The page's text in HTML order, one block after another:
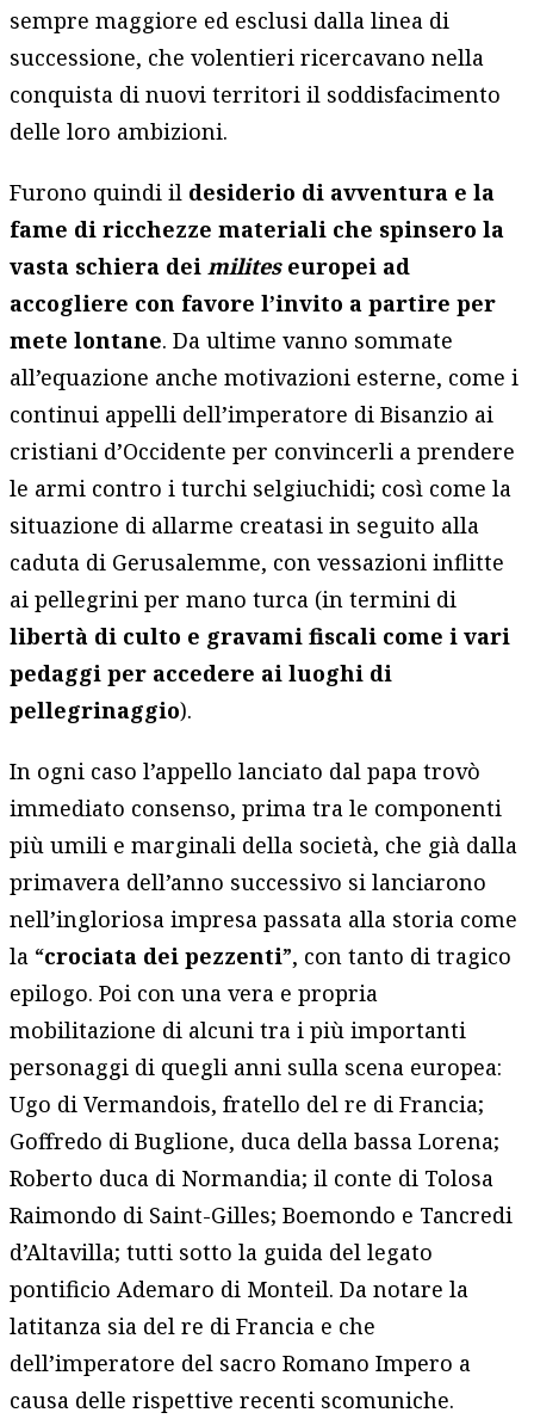
sempre maggiore ed esclusi dalla linea di
successione, che volentieri ricercavano nella
conquista di nuovi territori il soddisfacimento
delle loro ambizioni.
Furono quindi il desiderio di avventura e la
fame di ricchezze materiali che spinsero la
vasta schiera deimiliteseuropei ad
accogliere con favore l’invito a partire per
mete lontane. Da ultime vanno sommate
all’equazione anche motivazioni esterne, come i
continui appelli dell’imperatore di Bisanzio ai
cristiani d’Occidente per convincerli a prendere
le armi contro i turchi selgiuchidi; così come la
situazione di allarme creatasi in seguito alla
caduta di Gerusalemme, con vessazioni inflitte
ai pellegrini per mano turca (in termini di
libertà di culto e gravami fiscali come i vari
pedaggi per accedere ai luoghi di
pellegrinaggio).
In ogni caso l’appello lanciato dal papa trovò
immediato consenso, prima tra le componenti
più umili e marginali della società, che già dalla
primavera dell’anno successivo si lanciarono
nell’ingloriosa impresa passata alla storia come
la “crociata dei pezzenti”, con tanto di tragico
epilogo. Poi con una vera e propria
mobilitazione di alcuni tra i più importanti
personaggi di quegli anni sulla scena europea:
Ugo di Vermandois, fratello del re di Francia;
Goffredo di Buglione, duca della bassa Lorena;
Roberto duca di Normandia; il conte di Tolosa
Raimondo di Saint-Gilles; Boemondo e Tancredi
d’Altavilla; tutti sotto la guida del legato
pontificio Ademaro di Monteil. Da notare la
latitanza sia del re di Francia e che
dell’imperatore del sacro Romano Impero a
causa delle rispettive recenti scomuniche.